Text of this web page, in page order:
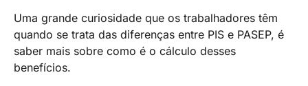
Uma grande curiosidade que os trabalhadores têm
quando se trata das diferenças entre PIS e PASEP, é
saber mais sobre como é o cálculo desses
benefícios.